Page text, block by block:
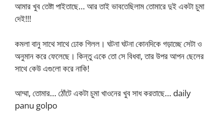
আমার খুব তেষ্টা পাইতাছে… আর তাই ভাবতেছিলাম তোমারে দুই একটা চুমা
দেই!!!
কমলা বানু সাথে সাথে ঢোক গিলল। ঘটনা ঘটনা কোনদিকে গড়াচ্ছে সেটা ও
অনুমান করে ফেলেছে। কিন্তু একে তো সে বিধবা, তার উপর আপন ছেলের
সাথে কেউ এগুলো করে নাকি!
আম্মা, তোমার… ঠোঁটে একটা চুমা খাওনের খুব সাধ করতাছে… daily
panu golpo